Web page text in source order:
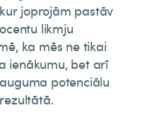
joprojām pastāv
likmju
ka mēs ne tikai
ienākumu, bet arī
potenciālu